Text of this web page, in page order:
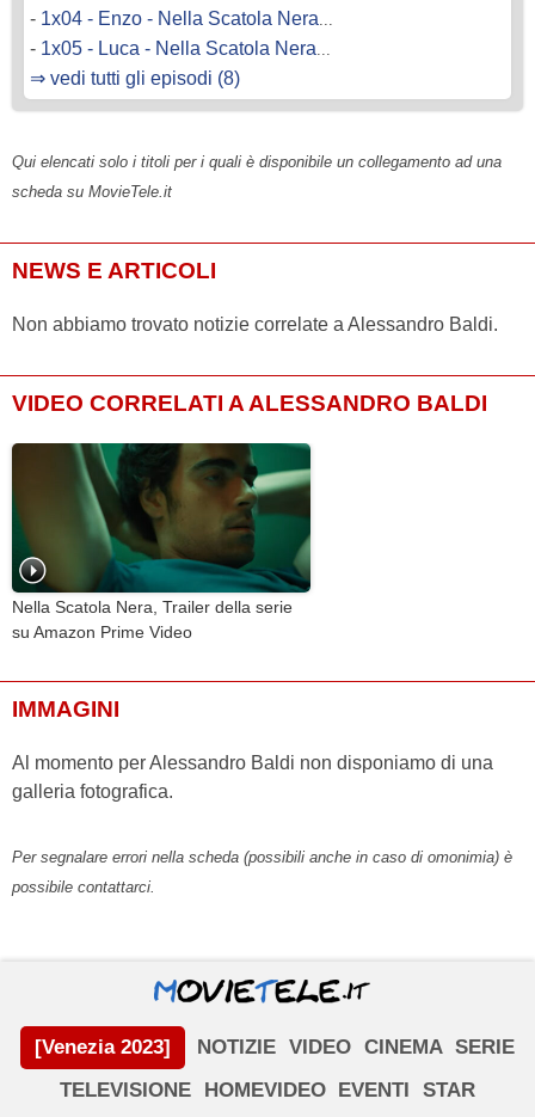
- 1x04 - Enzo - Nella Scatola Nera
- 1x05 - Luca - Nella Scatola Nera
⇒ vedi tutti gli episodi (8)
Qui elencati solo i titoli per i quali è disponibile un collegamento ad una
scheda su MovieTele.it
NEWS E ARTICOLI
Non abbiamo trovato notizie correlate a Alessandro Baldi.
VIDEO CORRELATI A ALESSANDRO BALDI
Nella Scatola Nera, Trailer della serie
su Amazon Prime Video
IMMAGINI
Al momento per Alessandro Baldi non disponiamo di una
galleria fotografica.
Per segnalare errori nella scheda (possibili anche in caso di omonimia) è
possibile contattarci.
[Venezia 2023] NOTIZIE VIDEO CINEMA SERIE
TELEVISIONE
HOMEVIDEO EVENTI STAR